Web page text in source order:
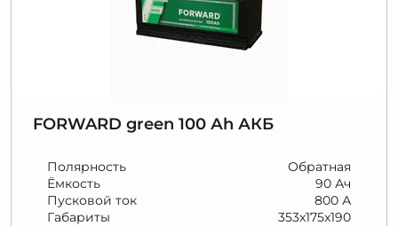
FORWARD green 100 Аh АКБ
Обратная
Полярность
90 Ач
Ёмкость
800 А
Пусковой ток
353x175x190
Габариты